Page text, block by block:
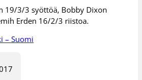
19/3/3 syöttöä, Bobby Dixon
Erden 16/2/3 riistoa.
– Suomi